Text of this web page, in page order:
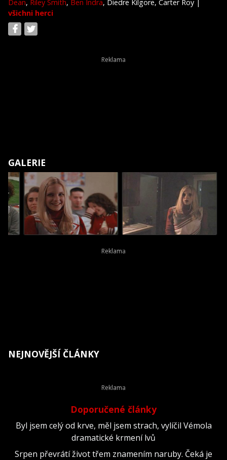
Dean, Riley Smith, Ben Indra, Diedre Kilgore, Carter Roy |
všichni herci
GALERIE
NEJNOVĚJŠÍ ČLÁNKY
Doporučené články
Byl jsem celý od krve, měl jsem strach, vylíčil Vémola
dramatické krmení lvů
Srpen převrátí život třem znamením naruby. Čeká je